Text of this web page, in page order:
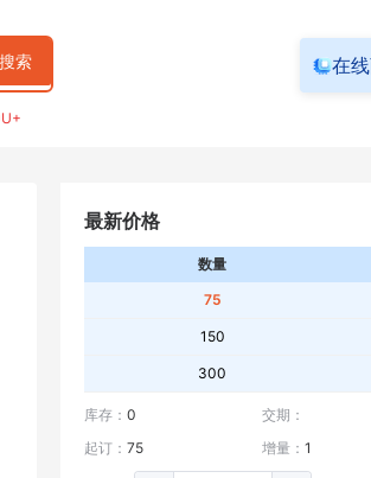
搜索 在
最新价格
数量
75
150
300
库存： 0
交期：
起订： 75 增量： 1